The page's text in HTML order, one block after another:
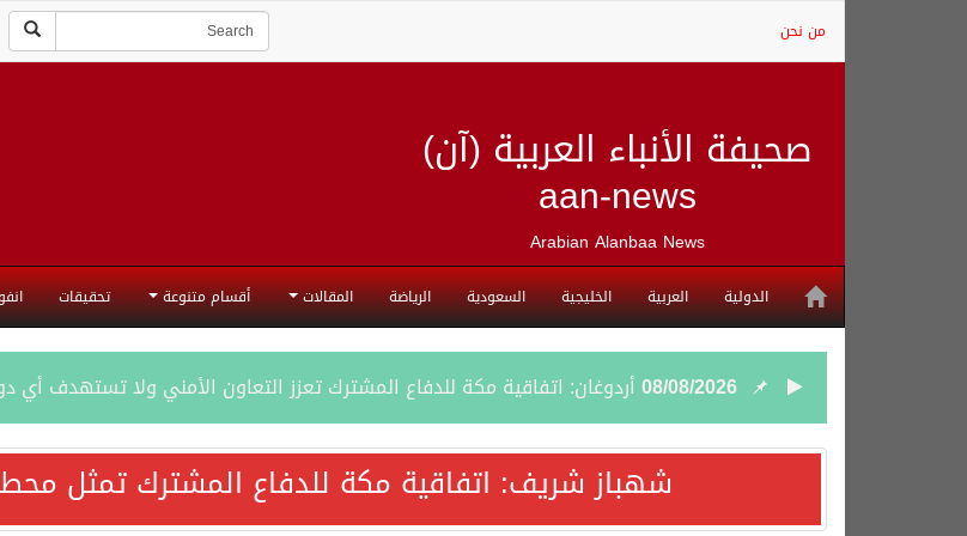
من نحن
صحيفة الأنباء العربية (آن)
aan-news
Arabian Alanbaa News
الدولية العربية الخليجية السعودية الرياضة المقالات أقسام متنوعة تحقيقات
08/08/2026 أردوغان: اتفاقية مكة للدفاع المشترك تعزز التعاون الأمني ولا تستهدف أي
08/08/2026سمو وزير الخارجية : اتفاقية مكة تعكس الإرادة السياسية لحماية أمن
شهباز شريف: اتفاقية مكة للدفاع المشترك تمثل